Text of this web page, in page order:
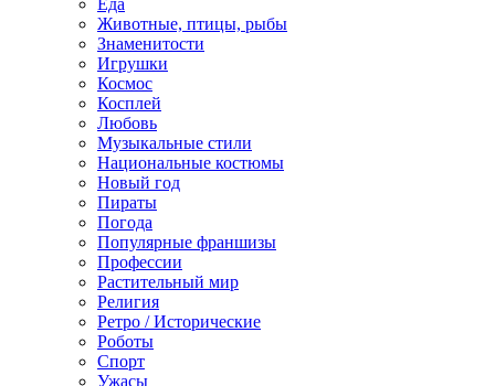
Еда
Животные, птицы, рыбы
Знаменитости
Игрушки
Космос
Косплей
Любовь
Музыкальные стили
Национальные костюмы
Новый год
Пираты
Погода
Популярные франшизы
Профессии
Растительный мир
Религия
Ретро / Исторические
Роботы
Спорт
Ужасы